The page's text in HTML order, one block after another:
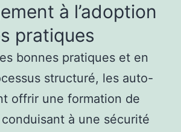
à l’adoption
pratiques
bonnes pratiques et en
structuré, les auto-
offrir une formation de
à une sécurité